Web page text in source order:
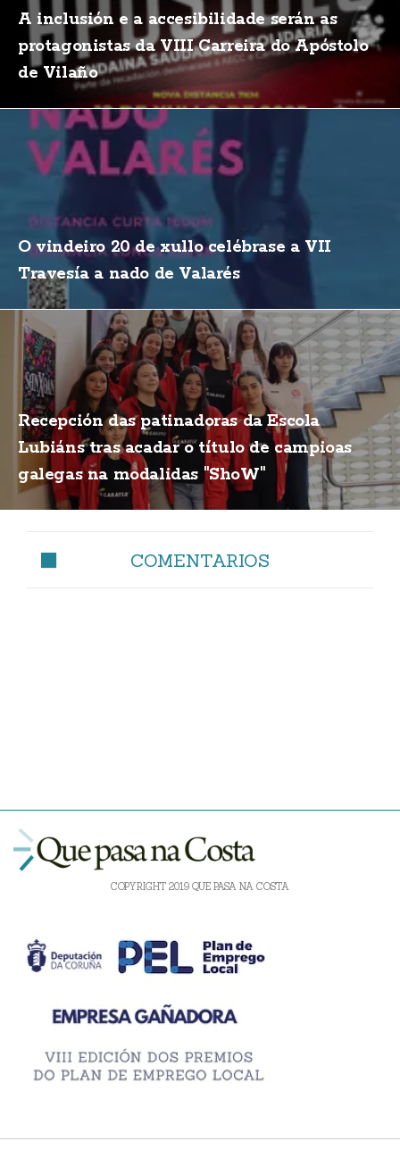
A inclusión e a accesibilidade serán as
protagonistas da VIII Carreira do Apóstolo
de Vilaño
O vindeiro 20 de xullo celébrase a VII
Travesía a nado de Valarés
Recepción das patinadoras da Escola
Lubiáns tras acadar o título de campioas
galegas na modalidas "ShoW"
COMENTARIOS
COPYRIGHT 2019 QUE PASA NA COSTA